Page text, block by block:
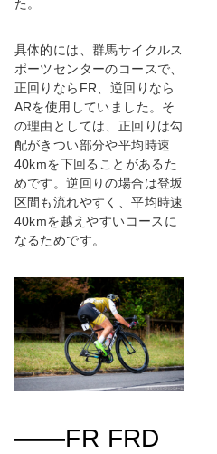
た。
具体的には、群馬サイクルス
ポーツセンターのコースで、
正回りならFR、逆回りなら
ARを使用していました。そ
の理由としては、正回りは勾
配がきつい部分や平均時速
40kmを下回ることがあるた
めです。逆回りの場合は登坂
区間も流れやすく、平均時速
40kmを越えやすいコースに
なるためです。
――FR FRD